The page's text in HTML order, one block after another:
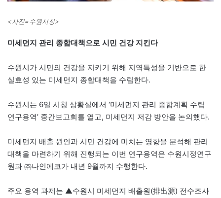
<사진=수원시청>
미세먼지 관리 종합대책으로 시민 건강 지킨다
수원시가 시민의 건강을 지키기 위해 지역특성을 기반으로 한
실효성 있는 미세먼지 종합대책을 수립한다.
수원시는 6일 시청 상황실에서 ‘미세먼지 관리 종합계획 수립
연구용역’ 중간보고회를 열고, 미세먼지 저감 방안을 논의했다.
미세먼지 배출 원인과 시민 건강에 미치는 영향을 분석해 관리
대책을 마련하기 위해 진행되는 이번 연구용역은 수원시정연구
원과 ㈜나인에코가 내년 9월까지 수행한다.
주요 용역 과제는 ▲수원시 미세먼지 배출원(排出源) 전수조사